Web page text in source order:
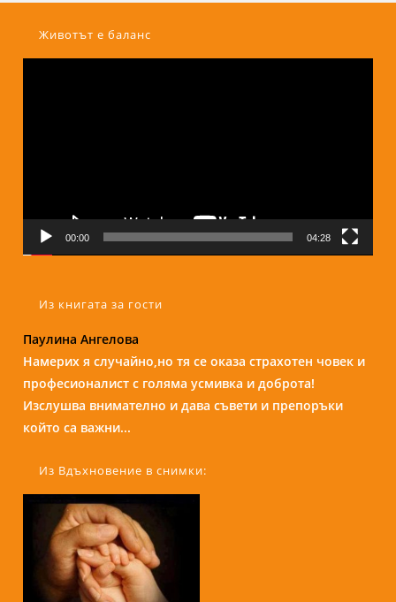
Животът е баланс
00:00 04:28
Из книгата за гости
Надежда Б.
Бори е изключителен човек и специалист. С
присъствието и усмивката си те кара да се чувстваш
спокойно и уютно сякаш си на кафе с приятелка....